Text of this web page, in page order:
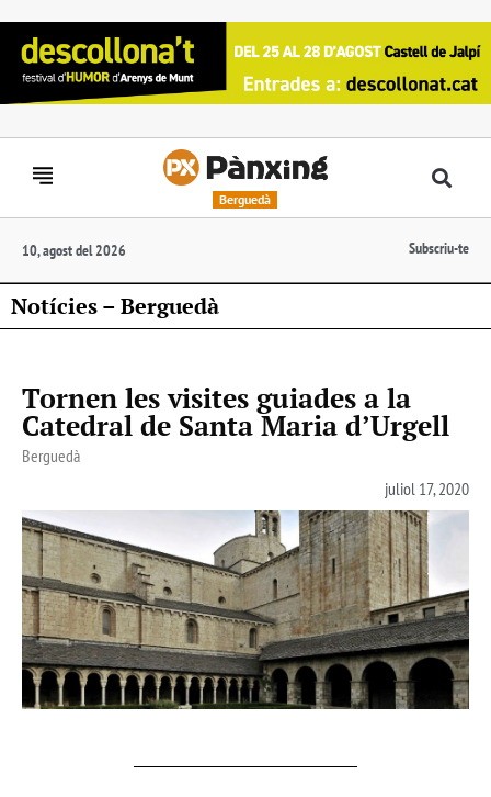
Berguedà
10, agost del 2026 Subscriu-te
Notícies – Berguedà
Tornen les visites guiades a la
Catedral de Santa Maria d’Urgell
Berguedà
juliol 17, 2020